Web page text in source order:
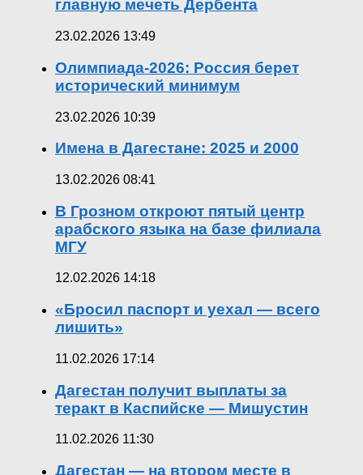
главную мечеть Дербента
23.02.2026 13:49
Олимпиада-2026: Россия берет
исторический минимум
23.02.2026 10:39
Имена в Дагестане: 2025 и 2000
13.02.2026 08:41
В Грозном откроют пятый центр
арабского языка на базе филиала
МГУ
12.02.2026 14:18
«Бросил паспорт и уехал — всего
лишить»
11.02.2026 17:14
Дагестан получит выплаты за
теракт в Каспийске — Мишустин
11.02.2026 11:30
Дагестан — на втором месте в